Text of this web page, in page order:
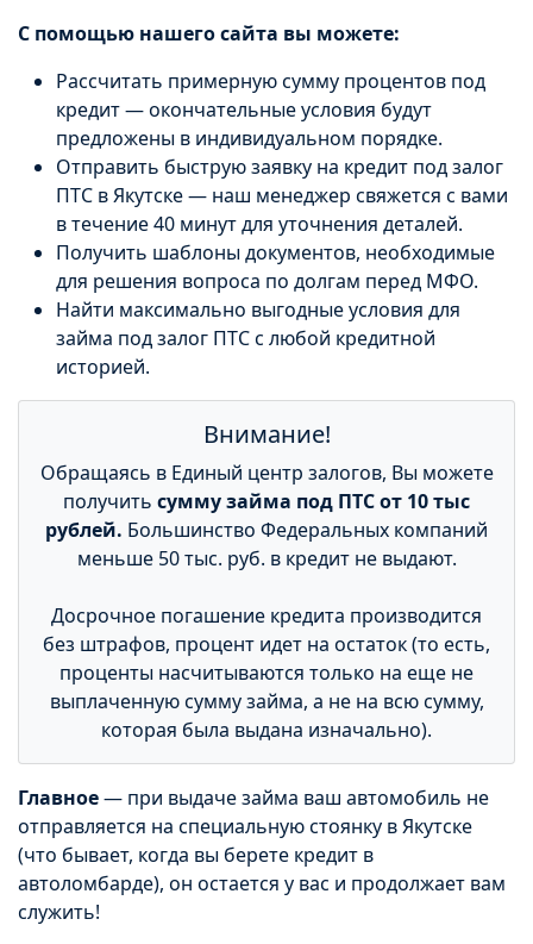
С помощью нашего сайта вы можете:
Рассчитать примерную сумму процентов под
кредит — окончательные условия будут
предложены в индивидуальном порядке.
Отправить быструю заявку на кредит под залог
ПТС в Якутске — наш менеджер свяжется с вами
в течение 40 минут для уточнения деталей.
Получить шаблоны документов, необходимые
для решения вопроса по долгам перед МФО.
Найти максимально выгодные условия для
займа под залог ПТС с любой кредитной
историей.
Внимание!
Обращаясь в Единый центр залогов, Вы можете
получить сумму займа под ПТС от 10 тыс
рублей. Большинство Федеральных компаний
меньше 50 тыс. руб. в кредит не выдают.
Досрочное погашение кредита производится
без штрафов, процент идет на остаток (то есть,
проценты насчитываются только на еще не
выплаченную сумму займа, а не на всю сумму,
которая была выдана изначально).
Главное— при выдаче займа ваш автомобиль не
отправляется на специальную стоянку в Якутске
(что бывает, когда вы берете кредит в
автоломбарде), он остается у вас и продолжает вам
служить!